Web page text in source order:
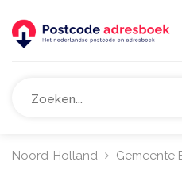
Noord-Holland Gemeente